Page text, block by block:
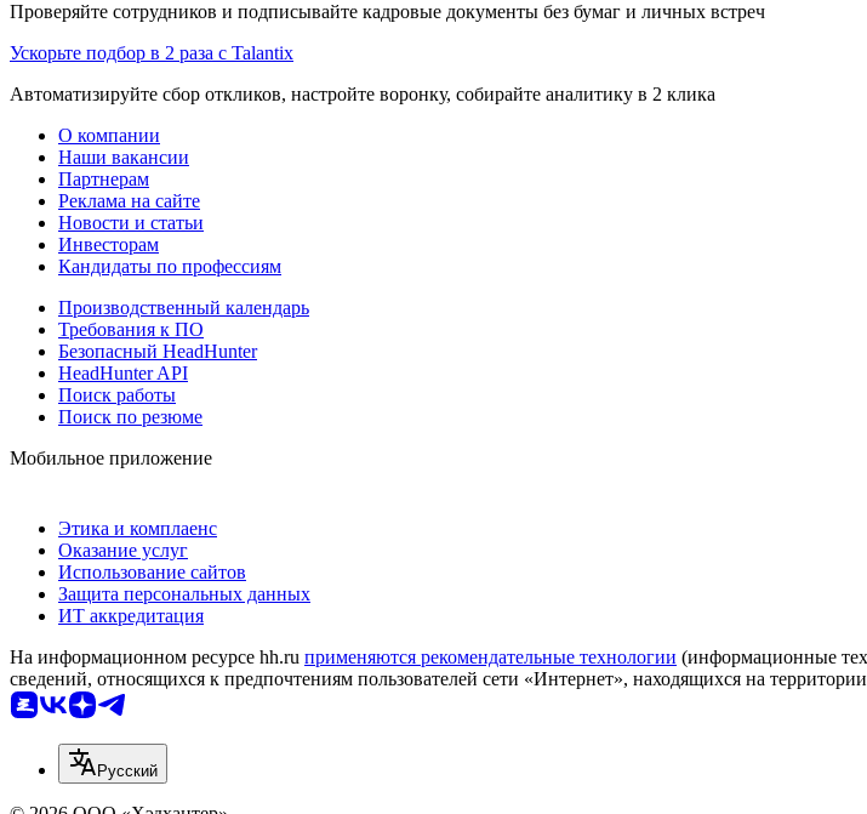
Проверяйте сотрудников и подписывайте кадровые документы без бумаг и личных встреч
Ускорьте подбор в 2 раза с Talantix
Автоматизируйте сбор откликов, настройте воронку, собирайте аналитику в 2 клика
О компании
Наши вакансии
Партнерам
Реклама на сайте
Новости и статьи
Инвесторам
Кандидаты по профессиям
Производственный календарь
Требования к ПО
Безопасный HeadHunter
HeadHunter API
Поиск работы
Поиск по резюме
Мобильное приложение
Этика и комплаенс
Оказание услуг
Использование сайтов
Защита персональных данных
ИТ аккредитация
На информационном ресурсе hh.ru применяются рекомендательные технологии (информационные
сведений, относящихся к предпочтениям пользователей сети «Интернет», находящихся на
Русский